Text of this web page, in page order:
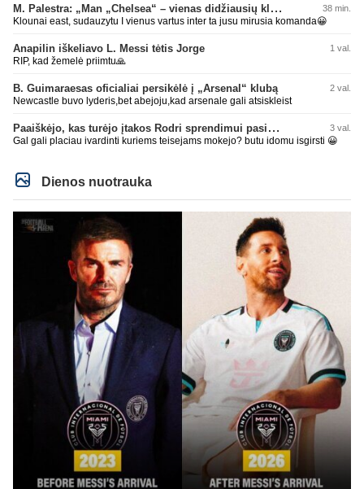
M. Palestra: „Man „Chelsea“ – vienas didžiausių klubų futbole“ 38 min.
Klounai east, sudauzytu I vienus vartus inter ta jusu mirusia komanda😀
Anapilin iškeliavo L. Messi tėtis Jorge 1 val.
RIP, kad žemelė priimtu🙏
B. Guimaraesas oficialiai persikėlė į „Arsenal“ klubą 2 val.
Newcastle buvo lyderis,bet abejoju,kad arsenale gali atsiskleist
Paaiškėjo, kas turėjo įtakos Rodri sprendimui pasirinkti Barselonos pusę 3 val.
Gal gali placiau ivardinti kuriems teisejams mokejo? butu idomu isgirsti 😀
Dienos nuotrauka